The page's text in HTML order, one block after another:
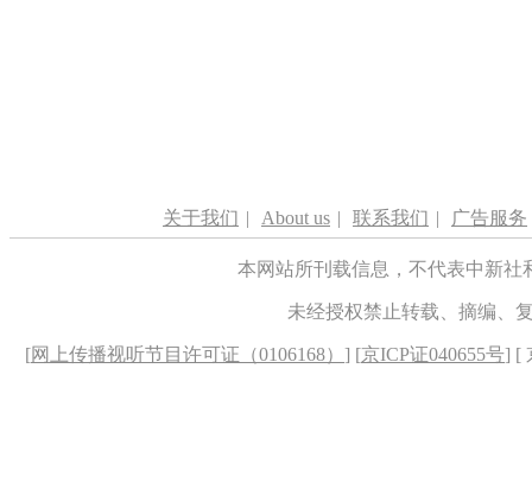
关于我们 | About us | 联系我们 | 广告服务
本网站所刊载信息，不代表中新
未经授权禁止转载、摘编、
[网上传播视听节目许可证（0106168） ] [京ICP证040655号] [